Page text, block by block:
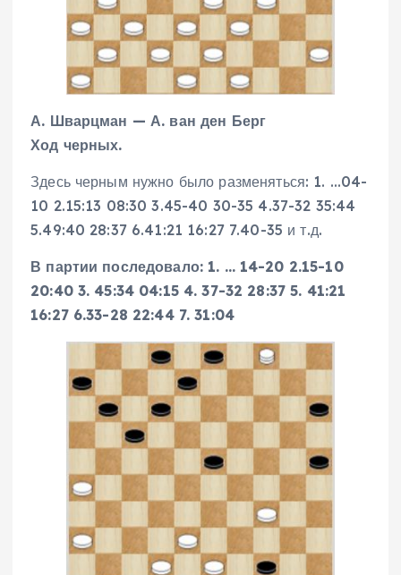
А. Шварцман — А. ван ден Берг
Ход черных.
Здесь черным нужно было разменяться: 1. …04-
10 2.15:13 08:30 3.45-40 30-35 4.37-32 35:44
5.49:40 28:37 6.41:21 16:27 7.40-35 и т.д.
В партии последовало: 1. … 14-20 2.15-10
20:40 3. 45:34 04:15 4. 37-32 28:37 5. 41:21
16:27 6.33-28 22:44 7. 31:04